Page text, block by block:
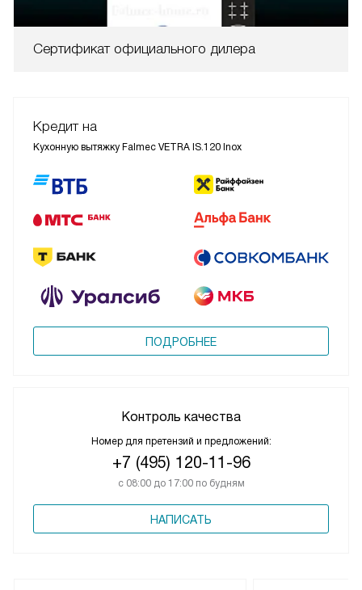
Сертификат официального дилера
Кредит на
Кухонную вытяжку Falmec VETRA IS.120 Inox
ПОДРОБНЕЕ
Контроль качества
Номер для претензий и предложений:
+7 (495) 120-11-96
с 08:00 до 17:00 по будням
НАПИСАТЬ